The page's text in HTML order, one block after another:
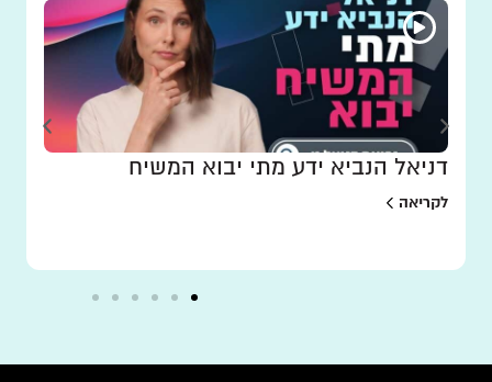
דניאל הנביא ידע מתי יבוא המשיח
לקריאה